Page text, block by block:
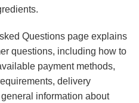
Questions page explains
questions, including how to
payment methods,
delivery
information about